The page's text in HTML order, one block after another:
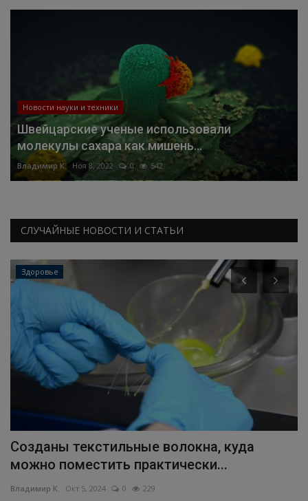
Новости науки и техники
Швейцарские ученые использовали
молекулы сахара как мишень...
Владимир К. Ноя 8, 2022 0 542
СЛУЧАЙНЫЕ НОВОСТИ И СТАТЬИ
Здоровье
Созданы текстильные волокна, куда
можно поместить практически...
Владимир К. Окт 5, 2024 0 229